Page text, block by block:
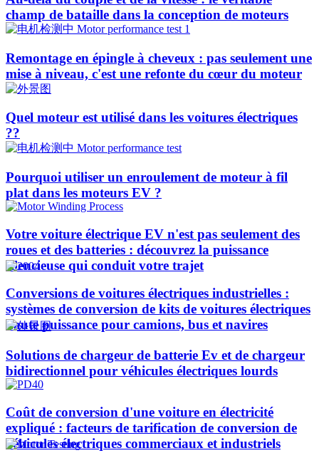
champ de bataille dans la conception de moteurs
Remontage en épingle à cheveux : pas seulement une
mise à niveau, c'est une refonte du cœur du moteur
Quel moteur est utilisé dans les voitures électriques
??​​
Pourquoi utiliser un enroulement de moteur à fil
plat dans les moteurs EV ?
Votre voiture électrique EV n'est pas seulement des
roues et des batteries : découvrez la puissance
silencieuse qui conduit votre trajet
Conversions de voitures électriques industrielles :
systèmes de conversion de kits de voitures électriques
haute puissance pour camions, bus et navires
Solutions de chargeur de batterie Ev et de chargeur
bidirectionnel pour véhicules électriques lourds
Coût de conversion d'une voiture en électricité
expliqué : facteurs de tarification de conversion de
véhicules électriques commerciaux et industriels